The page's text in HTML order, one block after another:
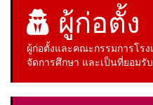
ผู้ก่อตั้ง
ผู้ก่อตั้งและคณะกรรมการโร
จัดการศึกษา และเป็นที่ยอมรั